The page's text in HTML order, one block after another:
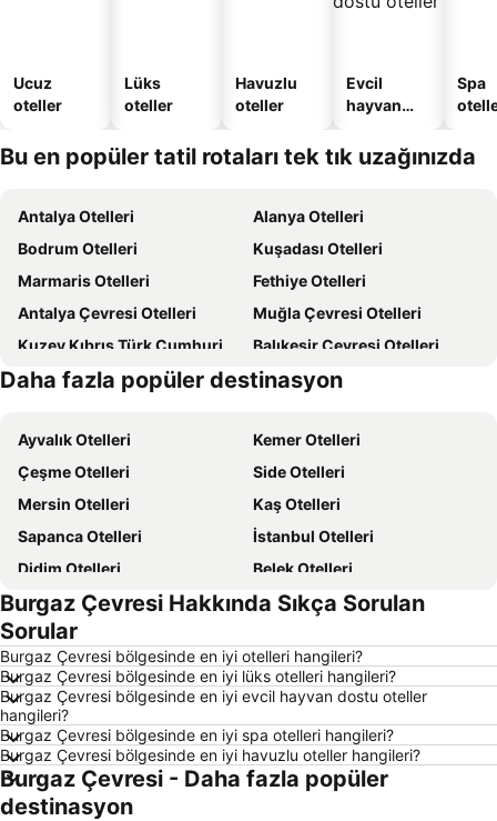
Ucuz
oteller
Lüks
oteller
Havuzlu
oteller
Evcil
hayvan
oteller
Spa
Bu en popüler tatil rotaları tek tık uzağınızda
Antalya Otelleri
Alanya Otelleri
Bodrum Otelleri
Kuşadası Otelleri
Marmaris Otelleri
Fethiye Otelleri
Antalya Çevresi Otelleri
Muğla Çevresi Otelleri
Kuzey Kıbrıs Türk Cumhuriyeti Otelleri
Balıkesir Çevresi Otelleri
Kıbrıs Otelleri
Türkiye Otelleri
Daha fazla popüler destinasyon
Ayvalık Otelleri
Kemer Otelleri
Çeşme Otelleri
Side Otelleri
Mersin Otelleri
Kaş Otelleri
Sapanca Otelleri
İstanbul Otelleri
Didim Otelleri
Belek Otelleri
Alaçatı Otelleri
Datça Otelleri
İzmir Otelleri
Bozcaada Otelleri
Çanakkale Otelleri
Erdek Otelleri
Manavgat Otelleri
Ölüdeniz Otelleri
Kapadokya Otelleri
Ege Sahilleri Otelleri
Aydın Çevresi Otelleri
İzmir Çevresi Otelleri
Mersin Çevresi Otelleri
Burgaz Çevresi Hakkında Sıkça Sorulan
Sorular
Burgaz Çevresi bölgesinde en iyi otelleri hangileri?
Burgaz Çevresi bölgesinde en iyi lüks otelleri hangileri?
Burgaz Çevresi bölgesinde en iyi evcil hayvan dostu oteller
hangileri?
Burgaz Çevresi bölgesinde en iyi spa otelleri hangileri?
Burgaz Çevresi bölgesinde en iyi havuzlu oteller hangileri?
Burgaz Çevresi - Daha fazla popüler
destinasyon